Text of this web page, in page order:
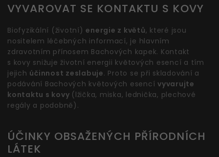
VYVAROVAT SE KONTAKTU S KOVY
Biofyzikální (životní) energie z květů, které jsou
nositelem léčebných informací, je hlavním
zdravotním přínosem Bachových kapek. Kontakt
s kovy snižuje životní energii květových esencí a tím
jejich účinnost zeslabuje. Proto se při skladování a
podávání Bachových květových esencí vyvarujte
kontaktu s kovy (lžička, miska, lednička, plechové
regály a podobně).
ÚČINKY OBSAŽENÝCH PŘÍRODNÍCH
LÁTEK